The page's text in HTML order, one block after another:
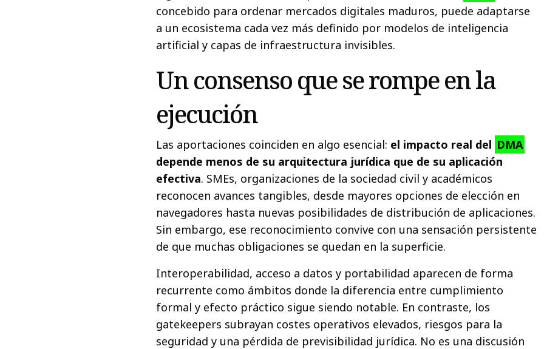
concebido para ordenar mercados digitales maduros, puede adaptarse
a un ecosistema cada vez más definido por modelos de inteligencia
artificial y capas de infraestructura invisibles.
Un consenso que se rompe en la
ejecución
Las aportaciones coinciden en algo esencial: el impacto real del DMA
depende menos de su arquitectura jurídica que de su aplicación
efectiva. SMEs, organizaciones de la sociedad civil y académicos
reconocen avances tangibles, desde mayores opciones de elección en
navegadores hasta nuevas posibilidades de distribución de aplicaciones.
Sin embargo, ese reconocimiento convive con una sensación persistente
de que muchas obligaciones se quedan en la superficie.
Interoperabilidad, acceso a datos y portabilidad aparecen de forma
recurrente como ámbitos donde la diferencia entre cumplimiento
formal y efecto práctico sigue siendo notable. En contraste, los
gatekeepers subrayan costes operativos elevados, riesgos para la
seguridad y una pérdida de previsibilidad jurídica. No es una discusión